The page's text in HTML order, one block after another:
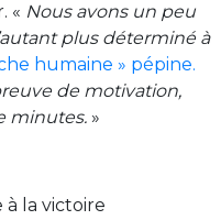
« Nous avons un peu
plus déterminé à
humaine » pépine.
de motivation,
minutes. »
à la victoire